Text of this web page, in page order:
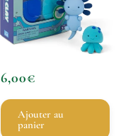
6,00€
Ajouter au
panier